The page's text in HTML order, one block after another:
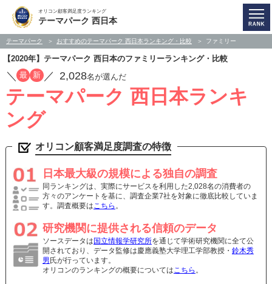
オリコン顧客満足度ランキング
テーマパーク 西日本
テーマパーク おすすめのテーマパーク 西日本ランキング・比較 ファミリー
【2020年】テーマパーク 西日本のファミリーランキング・比較
／ 最 新 ／ 2,028名が選んだ
テーマパーク 西日本ランキ
ング
オリコン顧客満足度調査の特徴
日本最大級の規模による独自の調査
同ランキングは、実際にサービスを利用した2,028名の消費者の
方々のアンケートを基に、調査企業7社を対象に徹底比較していま
す。調査概要はこちら 。
研究機関に提供される信頼のデータ
ソースデータは 国立情報学研究所を通じて学術研究機関に全て公
開されており、データ監修は慶應義塾大学理工学部教授・ 鈴木秀
男 氏が行っています。
オリコンのランキングの概要についてはこちら 。